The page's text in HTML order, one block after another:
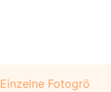
Fotogrö